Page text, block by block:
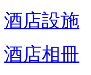
酒店設施
酒店相冊